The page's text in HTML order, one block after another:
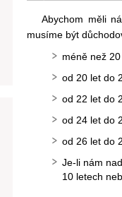
Abychom měli
musíme být
méně než
od 20 let do
od 22 let do
od 24 let do
od 26 let do
Je-li nám
10 letech